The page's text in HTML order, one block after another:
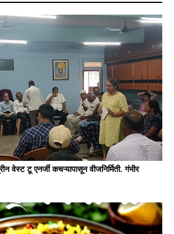
वेस्ट टू एनर्जी कचऱ्यापासून वीजनिर्मिती. गंभीर